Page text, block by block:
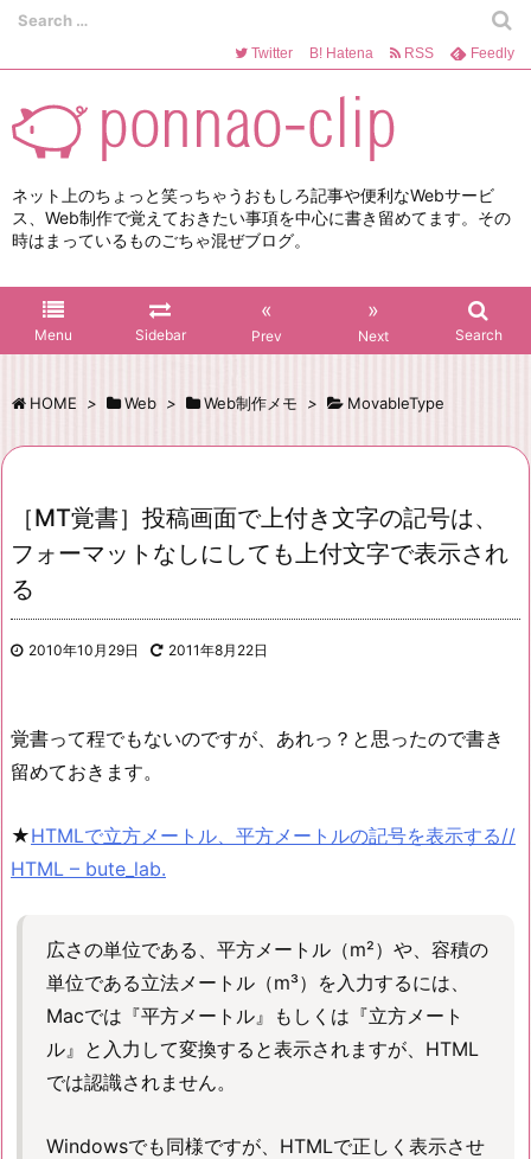
ネット上のちょっと笑っちゃうおもしろ記事や便利なWebサービ
ス、Web制作で覚えておきたい事項を中心に書き留めてます。その
時はまっているものごちゃ混ぜブログ。
Menu Sidebar
«
Prev
»
Next Search
Twitter B! Hatena RSS Feedly
HOME > Web > Web制作メモ > MovableType
［MT覚書］投稿画面で上付き文字の記号は、
フォーマットなしにしても上付文字で表示され
る
2010年10月29日 2011年8月22日
覚書って程でもないのですが、あれっ？と思ったので書き
留めておきます。
★HTMLで立方メートル、平方メートルの記号を表示する//
HTML – bute_lab.
広さの単位である、平方メートル（m²）や、容積の
単位である立法メートル（m³）を入力するには、
Macでは『平方メートル』もしくは『立方メート
ル』と入力して変換すると表示されますが、HTML
では認識されません。
Windowsでも同様ですが、HTMLで正しく表示させ